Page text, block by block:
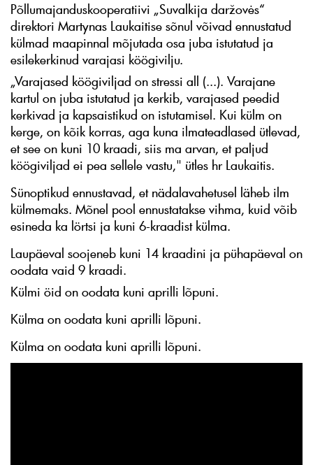
Põllumajanduskooperatiivi „Suvalkija daržovės“
direktori Martynas Laukaitise sõnul võivad ennustatud
külmad maapinnal mõjutada osa juba istutatud ja
esilekerkinud varajasi köögivilju.
„Varajased köögiviljad on stressi all (...). Varajane
kartul on juba istutatud ja kerkib, varajased peedid
kerkivad ja kapsaistikud on istutamisel. Kui külm on
kerge, on kõik korras, aga kuna ilmateadlased ütlevad,
et see on kuni 10 kraadi, siis ma arvan, et paljud
köögiviljad ei pea sellele vastu," ütles hr Laukaitis.
Sünoptikud ennustavad, et nädalavahetusel läheb ilm
külmemaks. Mõnel pool ennustatakse vihma, kuid võib
esineda ka lörtsi ja kuni 6-kraadist külma.
Laupäeval soojeneb kuni 14 kraadini ja pühapäeval on
oodata vaid 9 kraadi.
Külmi öid on oodata kuni aprilli lõpuni.
Külma on oodata kuni aprilli lõpuni.
Külma on oodata kuni aprilli lõpuni.